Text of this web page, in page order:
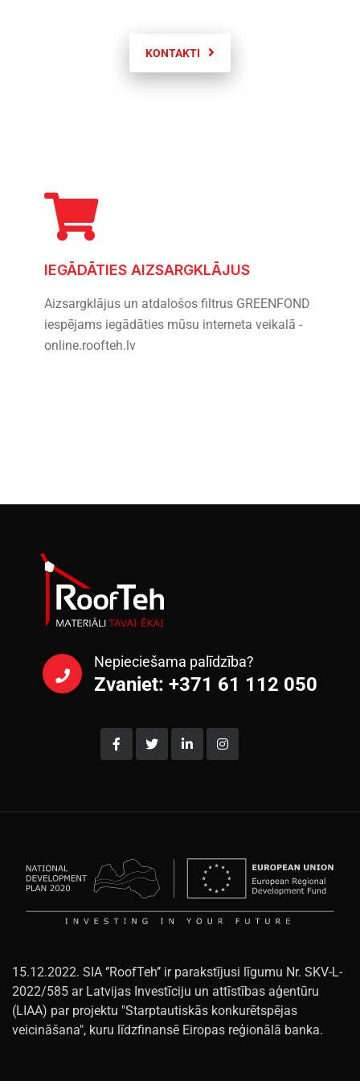
KONTAKTI
IEGĀDĀTIES AIZSARGKLĀJUS
Aizsargklājus un atdalošos filtrus GREENFOND
iespējams iegādāties mūsu interneta veikalā -
online.roofteh.lv
Nepieciešama palīdzība?
Zvaniet: +371 61 112 050
15.12.2022. SIA ‘’RoofTeh’’ ir parakstījusi līgumu Nr. SKV-L-
2022/585 ar Latvijas Investīciju un attīstības aģentūru
(LIAA) par projektu "Starptautiskās konkurētspējas
veicināšana", kuru līdzfinansē Eiropas reģionālā banka.